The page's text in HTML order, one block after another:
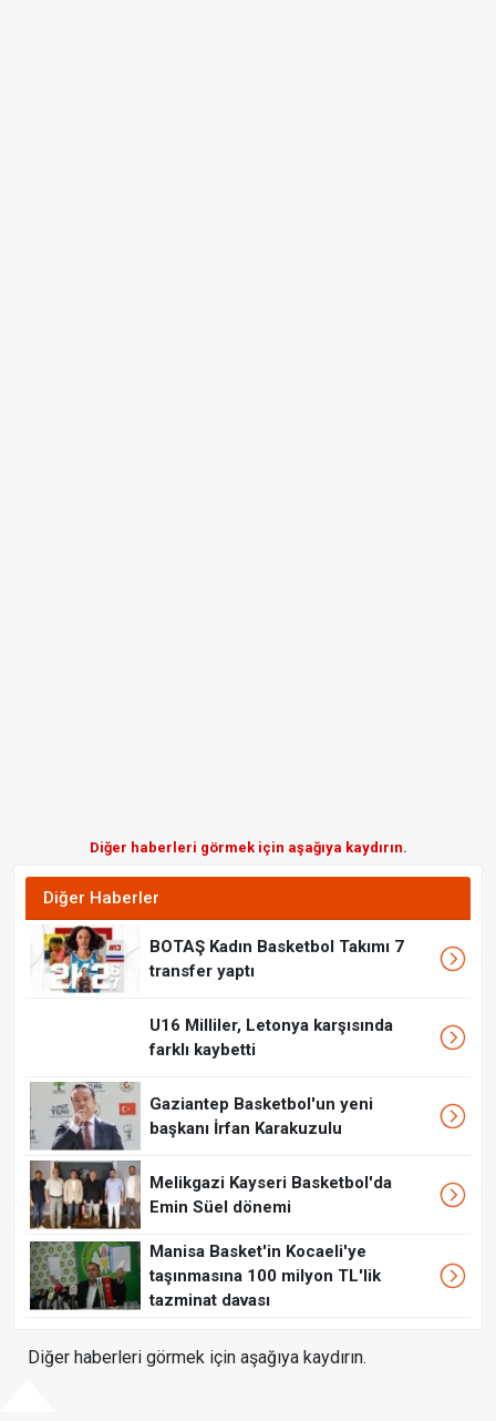
Diğer haberleri görmek için aşağıya kaydırın.
Diğer Haberler
BOTAŞ Kadın Basketbol Takımı 7
transfer yaptı
U16 Milliler, Letonya karşısında
farklı kaybetti
Gaziantep Basketbol'un yeni
başkanı İrfan Karakuzulu
Melikgazi Kayseri Basketbol'da
Emin Süel dönemi
Manisa Basket'in Kocaeli'ye
taşınmasına 100 milyon TL'lik
tazminat davası
Diğer haberleri görmek için aşağıya kaydırın.